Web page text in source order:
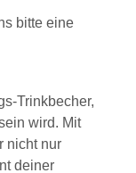
bitte eine
Trinkbecher,
wird. Mit
nicht nur
deiner